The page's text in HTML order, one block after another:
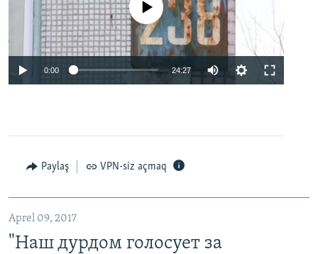
No media source currently available
0:00 24:27
Paylaş VPN-siz açmaq
Aprel 09, 2017
"Наш дурдом голосует за